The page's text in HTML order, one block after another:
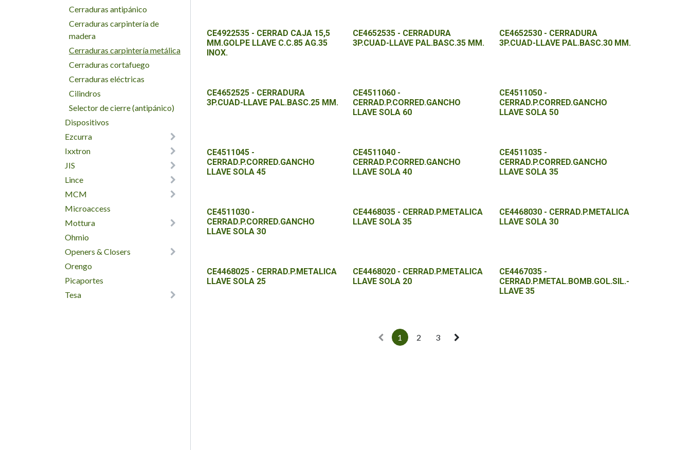
Cerraduras antipánico
Cerraduras carpintería de
madera
Cerraduras carpintería metálica
Cerraduras cortafuego
Cerraduras eléctricas
Cilindros
Selector de cierre (antipánico)
Dispositivos
Ezcurra
Ixxtron
JIS
Lince
MCM
Microaccess
Mottura
Ohmio
Openers & Closers
Orengo
Picaportes
Tesa
CE4922535 - CERRAD CAJA 15,5
MM.GOLPE LLAVE C.C.85 AG.35
INOX.
CE4652535 - CERRADURA
3P.CUAD-LLAVE PAL.BASC.35 MM.
CE4652530 - CERRADURA
3P.CUAD-LLAVE PAL.BASC.30 MM.
CE4652525 - CERRADURA
3P.CUAD-LLAVE PAL.BASC.25 MM.
CE4511060 -
CERRAD.P.CORRED.GANCHO
LLAVE SOLA 60
CE4511050 -
CERRAD.P.CORRED.GANCHO
LLAVE SOLA 50
CE4511045 -
CERRAD.P.CORRED.GANCHO
LLAVE SOLA 45
CE4511040 -
CERRAD.P.CORRED.GANCHO
LLAVE SOLA 40
CE4511035 -
CERRAD.P.CORRED.GANCHO
LLAVE SOLA 35
CE4511030 -
CERRAD.P.CORRED.GANCHO
LLAVE SOLA 30
CE4468035 - CERRAD.P.METALICA
LLAVE SOLA 35
CE4468030 - CERRAD.P.METALICA
LLAVE SOLA 30
CE4468025 - CERRAD.P.METALICA
LLAVE SOLA 25
CE4468020 - CERRAD.P.METALICA
LLAVE SOLA 20
CE4467035 -
CERRAD.P.METAL.BOMB.GOL.SIL.-
LLAVE 35
1 2 3